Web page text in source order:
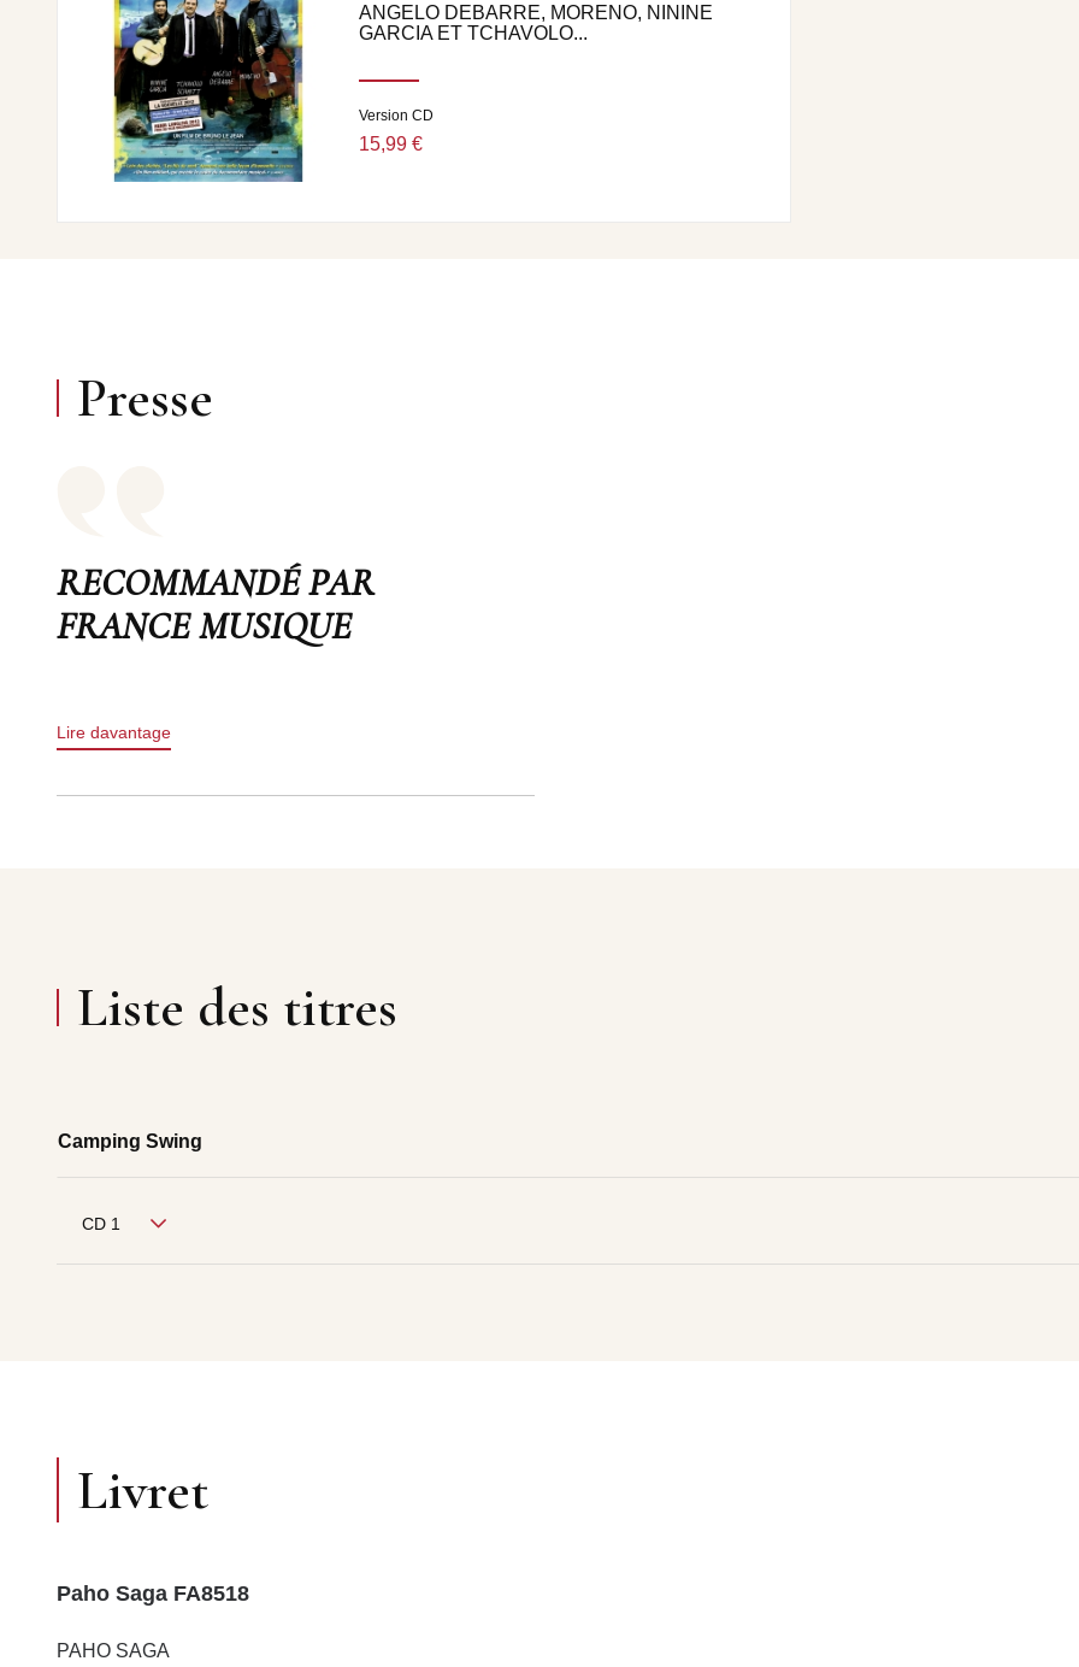
ANGELO DEBARRE, MORENO, NININE
GARCIA ET TCHAVOLO...
Version CD
15,99 €
Presse
RECOMMANDÉ PAR
FRANCE MUSIQUE
Lire davantage
Liste des titres
Camping Swing
CD 1
Livret
Paho Saga FA8518
PAHO SAGA